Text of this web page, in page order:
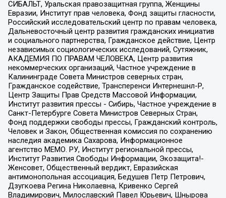
СИБАЛЬТ, Уральская правозащитная группа, Женщины
Евразии, Институт прав человека, Фонд защиты гласности,
Российский исследовательский центр по правам человека,
Дальневосточный центр развития гражданских инициатив
и социального партнерства, Гражданское действие, Центр
независимых социологических исследований, Сутяжник,
АКАДЕМИЯ ПО ПРАВАМ ЧЕЛОВЕКА, Центр развития
некоммерческих организаций, Частное учреждение в
Калининграде Совета Министров северных стран,
Гражданское содействие, Трансперенси Интернешнл-Р,
Центр Защиты Прав Средств Массовой Информации,
Институт развития прессы - Сибирь, Частное учреждение в
Санкт-Петербурге Совета Министров Северных Стран,
Фонд поддержки свободы прессы, Гражданский контроль,
Человек и Закон, Общественная комиссия по сохранению
наследия академика Сахарова, Информационное
агентство МЕМО. РУ, Институт региональной прессы,
Институт Развития Свободы Информации, Экозащита!-
Женсовет, Общественный вердикт, Евразийская
антимонопольная ассоциация, Бедушев Петр Петрович,
Дзугкоева Регина Николаевна, Кривенко Сергей
Владимирович, Милославский Павел Юрьевич, Шнырова